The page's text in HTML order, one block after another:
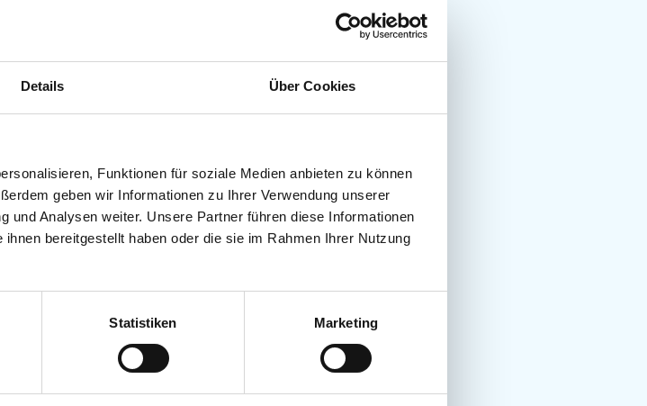
Details Über Cookies
Funktionen für soziale Medien anbieten zu können
geben wir Informationen zu Ihrer Verwendung unserer
und Analysen weiter. Unsere Partner führen diese Informationen
bereitgestellt haben oder die sie im Rahmen Ihrer Nutzung
Statistiken Marketing
Grill
Halbpension möglich